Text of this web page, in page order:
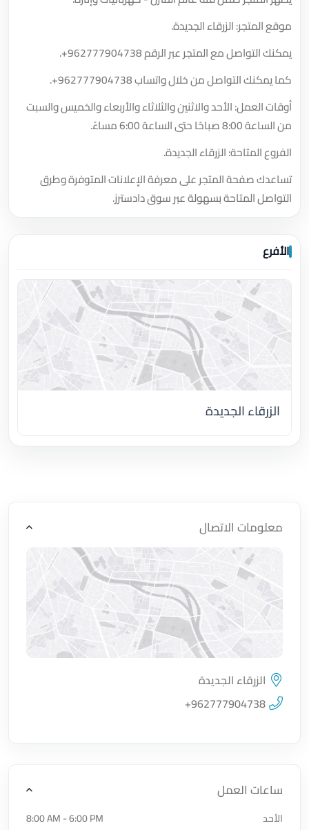
موقع المتجر: الزرقاء الجديدة.
يمكنك التواصل مع المتجر عبر الرقم+962777904738
.
كما يمكنك التواصل من خلال واتساب+962777904738
.
أوقات العمل: الأحد والاثنين والثلاثاء والأربعاء والخميس والسبت
من الساعة 8:00 صباحًا حتى الساعة 6:00 مساءً.
الفروع المتاحة: الزرقاء الجديدة.
تساعدك صفحة المتجر على معرفة الإعلانات المتوفرة وطرق
التواصل المتاحة بسهولة عبر سوق دادسترز.
الأفرع
الزرقاء الجديدة
معلومات الاتصال
اضغط لتحميل الموقع
الزرقاء الجديدة
+962777904738
ساعات العمل
الأحد
8:00 AM - 6:00 PM